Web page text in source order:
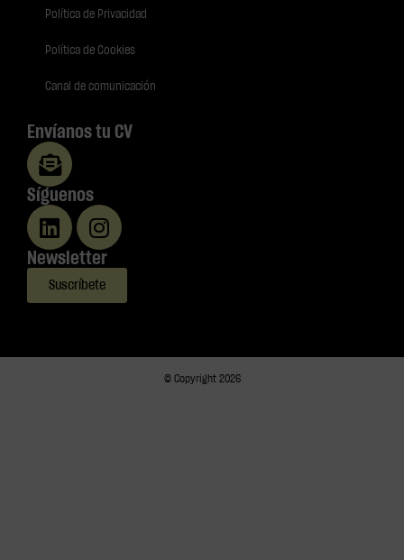
Política de Privacidad
Política de Cookies
Canal de comunicación
Envíanos tu CV
Síguenos
Newsletter
Suscríbete
© Copyright 2026